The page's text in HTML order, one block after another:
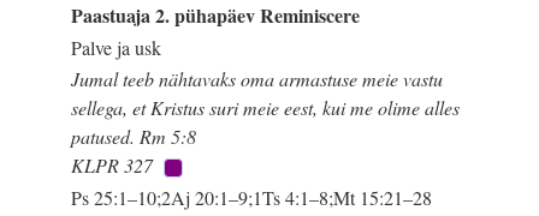
Paastuaja 2. pühapäev Reminiscere
Palve ja usk
Jumal teeb nähtavaks oma armastuse meie vastu
sellega, et Kristus suri meie eest, kui me olime alles
patused. Rm 5:8
KLPR 327
Ps 25:1–10;2Aj 20:1–9;1Ts 4:1–8;Mt 15:21–28